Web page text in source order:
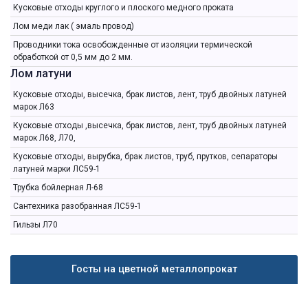
Кусковые отходы круглого и плоского медного проката
Лом меди лак ( эмаль провод)
Проводники тока освобожденные от изоляции термической
обработкой от 0,5 мм до 2 мм.
Лом латуни
Кусковые отходы, высечка, брак листов, лент, труб двойных латуней
марок Л63
Кусковые отходы ,высечка, брак листов, лент, труб двойных латуней
марок Л68, Л70,
Кусковые отходы, вырубка, брак листов, труб, прутков, сепараторы
латуней марки ЛС59-1
Трубка бойлерная Л-68
Сантехника разобранная ЛС59-1
Гильзы Л70
Госты на цветной металлопрокат